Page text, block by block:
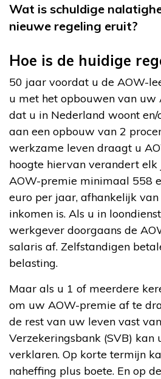
Wat is schuldige
nieuwe regeling eruit?
Hoe is de huidige
50 jaar voordat u de AOW-
u met het opbouwen van uw
dat u in Nederland woont
aan een opbouw van 2
werkzame leven draagt u
hoogte hiervan verandert elk
AOW-premie minimaal 558
euro per jaar, afhankelijk
inkomen is. Als u in
werkgever doorgaans de
salaris af. Zelfstandigen
belasting.
Maar als u 1 of meerdere
om uw AOW-premie af te
de rest van uw leven vast
Verzekeringsbank (SVB) kan
verklaren. Op korte termijn
naheffing plus boete. En op